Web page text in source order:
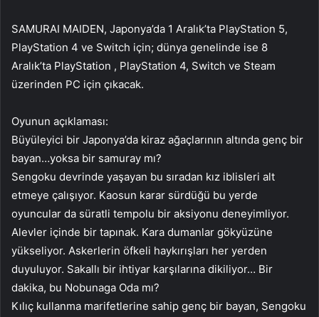
SAMURAI MAIDEN, Japonya’da 1 Aralık’ta PlayStation 5,
PlayStation 4 ve Switch için; dünya genelinde ise 8
Aralık’ta PlayStation , PlayStation 4, Switch ve Steam
üzerinden PC için çıkacak.
Oyunun açıklaması:
Büyüleyici bir Japonya’da kiraz ağaçlarının altında genç bir
bayan…yoksa bir samuray mı?
Sengoku devrinde yaşayan bu sıradan kız iblisleri alt
etmeye çalışıyor. Kaosun karar sürdüğü bu yerde
oyuncular da süratli tempolu bir aksiyonu deneyimliyor.
Alevler içinde bir tapınak. Kara dumanlar gökyüzüne
yükseliyor. Askerlerin öfkeli haykırışları her yerden
duyuluyor. Sakallı bir ihtiyar karşılarına dikiliyor… Bir
dakika, bu Nobunaga Oda mı?
Kılıç kullanma marifetlerine sahip genç bir bayan, Sengoku